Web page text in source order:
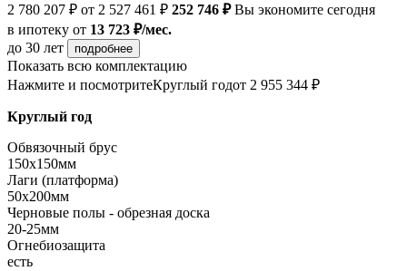
2 780 207 ₽ от 2 527 461 ₽ 252 746 ₽Вы экономите сегодня
в ипотеку от 13 723 ₽/мес.
до 30 лет
подробнее
Показать всю комплектацию
Нажмите и посмотритеКруглый годот 2 955 344 ₽
Круглый год
Обвязочный брус
150х150мм
Лаги (платформа)
50х200мм
Черновые полы - обрезная доска
20-25мм
Огнебиозащита
есть